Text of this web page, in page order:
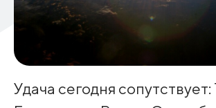
Удача сегодня